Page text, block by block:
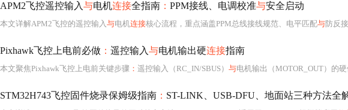
APM2飞控遥控输入与电机连接全指南 ： PPM接线、电调校准与安全启动
本文详解APM2飞控的遥控输入与电机连接核心流程，重点涵盖PPM总线接线规范、电平匹配与防反接
Pixhawk飞控上电前必做 ： 遥控输入与电机输出硬连接指南
本文聚焦Pixhawk飞控上电前关键步骤 ： 遥控输入（RC_IN/SBUS） 与电机输出（MOTOR_OUT）的
STM32H743飞控固件烧录保姆级指南 ： ST-LINK、USB-DFU、地面站三种方法全